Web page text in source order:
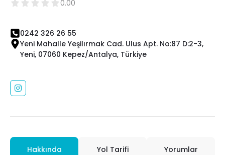
0.00
0242 326 26 55
Yeni Mahalle Yeşilırmak Cad. Ulus Apt. No:87 D:2-3,
Yeni, 07060 Kepez/Antalya, Türkiye
Hakkında Yol Tarifi Yorumlar